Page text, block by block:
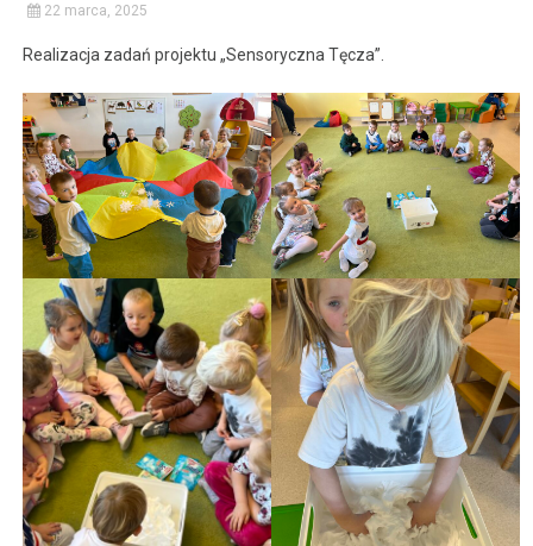
22 marca, 2025
Realizacja zadań projektu „Sensoryczna Tęcza”.